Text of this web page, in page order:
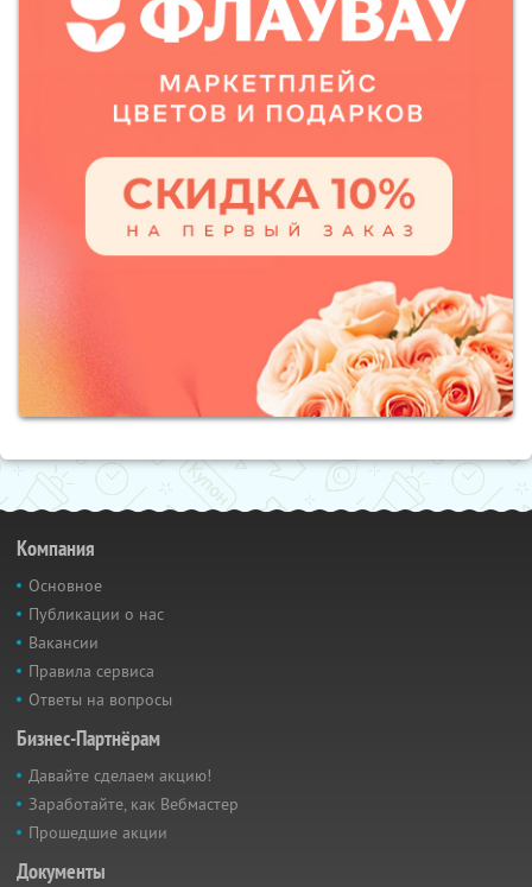
Компания
Основное
Публикации о нас
Вакансии
Правила сервиса
Ответы на вопросы
Бизнес-Партнёрам
Давайте сделаем акцию!
Заработайте, как Вебмастер
Прошедшие акции
Документы